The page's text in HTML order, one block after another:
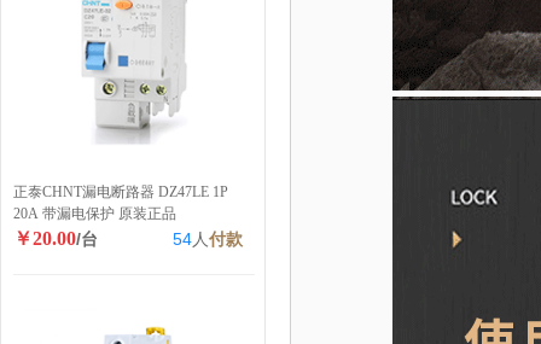
正泰CHNT漏电断路器 DZ47LE 1P
20A 带漏电保护 原装正品
￥20.00/台 54人付款